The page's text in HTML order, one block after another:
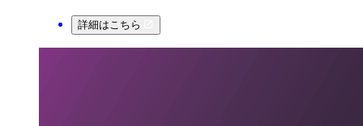
詳細はこちら